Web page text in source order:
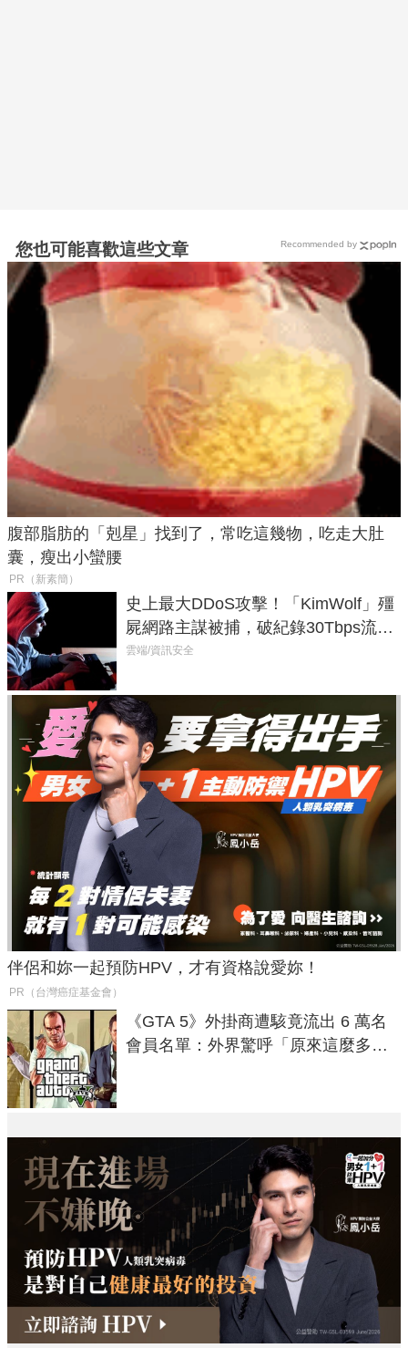
您也可能喜歡這些文章
腹部脂肪的「剋星」找到了，常吃這幾物，吃走大肚
囊，瘦出小蠻腰
PR（新素簡）
史上最大DDoS攻擊！「KimWolf」殭
屍網路主謀被捕，破紀錄30Tbps流量
癱瘓全球！
雲端/資訊安全
伴侶和妳一起預防HPV，才有資格說愛妳！
PR（台灣癌症基金會）
《GTA 5》外掛商遭駭竟流出 6 萬名
會員名單：外界驚呼「原來這麼多人
Recommended by